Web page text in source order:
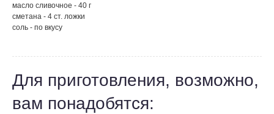
масло сливочное - 40 г
сметана - 4 ст. ложки
соль - по вкусу
Для приготовления, возможно,
вам понадобятся: